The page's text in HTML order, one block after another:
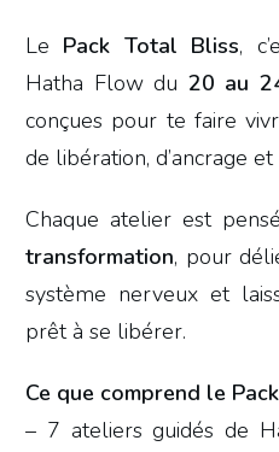
Le Pack Total Bliss,
Hatha Flow du 20 au
conçues pour te faire
de libération, d’ancrage
Chaque atelier est
transformation, pour
système nerveux et
prêt à se libérer.
Ce que comprend le
– 7 ateliers guidés de